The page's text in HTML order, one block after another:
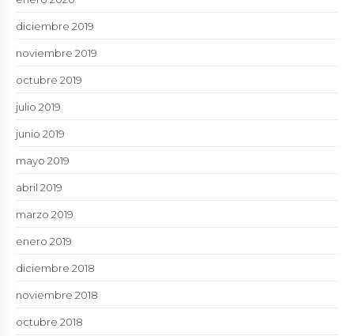
diciembre 2019
noviembre 2019
octubre 2019
julio 2019
junio 2019
mayo 2019
abril 2019
marzo 2019
enero 2019
diciembre 2018
noviembre 2018
octubre 2018